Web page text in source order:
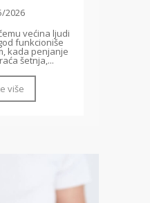
2026
većina ljudi
funkcioniše
kada penjanje
šetnja,...
više